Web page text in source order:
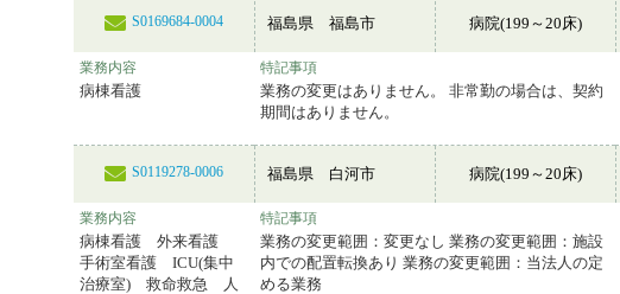
S0169684-0004 福島県 福島市 病院(199～20床)
業務内容
病棟看護
特記事項
業務の変更はありません。 非常勤の場合は、契約
期間はありません。
S0119278-0006 福島県 白河市 病院(199～20床)
業務内容
病棟看護 外来看護
手術室看護 ICU(集中
治療室) 救命救急 人
特記事項
業務の変更範囲：変更なし 業務の変更範囲：施設
内での配置転換あり 業務の変更範囲：当法人の定
める業務